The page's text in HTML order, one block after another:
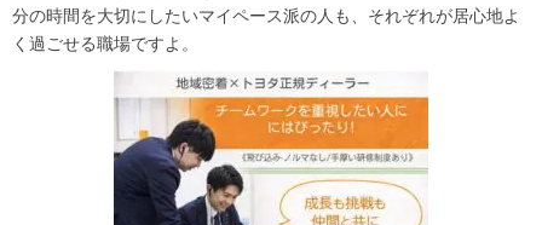
分の時間を大切にしたいマイペース派の人も、それぞれが居心地よ
く過ごせる職場ですよ。